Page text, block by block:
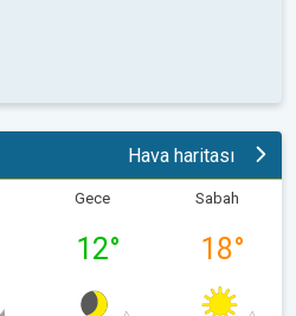
Hava haritası
Gece
12°
Sabah
18°